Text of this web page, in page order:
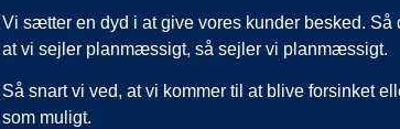
Vi sætter en dyd i at give vores kunder besked.
at vi sejler planmæssigt, så sejler vi planmæssigt.
Så snart vi ved, at vi kommer til at blive forsinket
som muligt.